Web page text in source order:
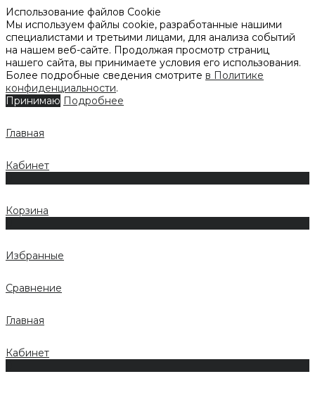
Использование файлов Cookie
Мы используем файлы cookie, разработанные нашими
специалистами и третьими лицами, для анализа событий
на нашем веб-сайте. Продолжая просмотр страниц
нашего сайта, вы принимаете условия его использования.
Более подробные сведения смотрите в Политике
конфиденциальности.
Принимаю Подробнее
Главная
Кабинет
Корзина
Избранные
Сравнение
Главная
Кабинет